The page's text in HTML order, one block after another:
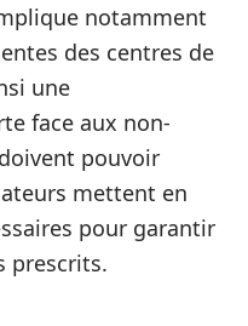
notamment
des centres de
une
face aux non-
pouvoir
mettent en
pour garantir
prescrits.